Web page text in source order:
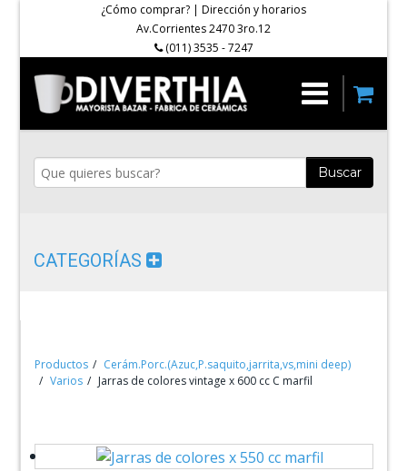
¿Cómo comprar? | Dirección y horarios
Av.Corrientes 2470 3ro.12
(011) 3535 - 7247
Buscar
CATEGORÍAS
Productos
Cerám.Porc.(Azuc,P.saquito,jarrita,vs,mini deep)
Varios
Jarras de colores vintage x 600 cc C marfil